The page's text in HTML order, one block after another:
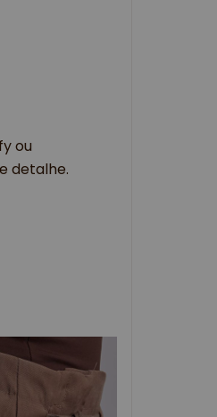
ou
detalhe.